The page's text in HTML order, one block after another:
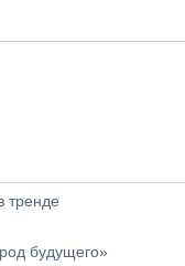
тренде
будущего»